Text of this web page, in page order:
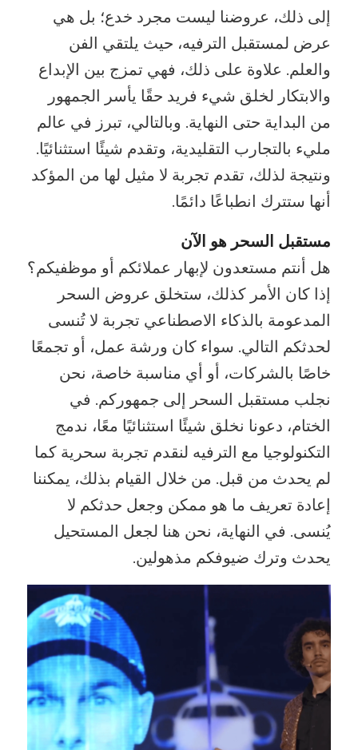
إلى ذلك، عروضنا ليست مجرد خدع؛ بل هي
عرض لمستقبل الترفيه، حيث يلتقي الفن
والعلم. علاوة على ذلك، فهي تمزج بين الإبداع
والابتكار لخلق شيء فريد حقًا يأسر الجمهور
من البداية حتى النهاية. وبالتالي، تبرز في عالم
مليء بالتجارب التقليدية، وتقدم شيئًا استثنائيًا.
ونتيجة لذلك، تقدم تجربة لا مثيل لها من المؤكد
أنها ستترك انطباعًا دائمًا.
مستقبل السحر هو الآن
هل أنتم مستعدون لإبهار عملائكم أو موظفيكم؟
إذا كان الأمر كذلك، ستخلق عروض السحر
المدعومة بالذكاء الاصطناعي تجربة لا تُنسى
لحدثكم التالي. سواء كان ورشة عمل، أو تجمعًا
خاصًا بالشركات، أو أي مناسبة خاصة، نحن
نجلب مستقبل السحر إلى جمهوركم. في
الختام، دعونا نخلق شيئًا استثنائيًا معًا، ندمج
التكنولوجيا مع الترفيه لنقدم تجربة سحرية كما
لم يحدث من قبل. من خلال القيام بذلك، يمكننا
إعادة تعريف ما هو ممكن وجعل حدثكم لا
يُنسى. في النهاية، نحن هنا لجعل المستحيل
يحدث وترك ضيوفكم مذهولين.